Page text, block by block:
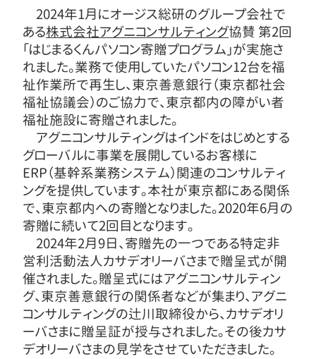
2024年1月にオージス総研のグループ会社で
ある株式会社アグニコンサルティング協賛 第2回
「はじまるくんパソコン寄贈プログラム」が実施さ
れました。業務で使用していたパソコン12台を福
祉作業所で再生し、東京善意銀行（東京都社会
福祉協議会）のご協力で、東京都内の障がい者
福祉施設に寄贈されました。
アグニコンサルティングはインドをはじめとする
グローバルに事業を展開しているお客様に
ERP（基幹系業務システム）関連のコンサルティ
ングを提供しています。本社が東京都にある関係
で、東京都内への寄贈となりました。2020年6月の
寄贈に続いて2回目となります。
2024年2月9日、寄贈先の一つである特定非
営利活動法人カサデオリーバさまで贈呈式が開
催されました。贈呈式にはアグニコンサルティン
グ、東京善意銀行の関係者などが集まり、アグニ
コンサルティングの辻川取締役から、カサデオリ
ーバさまに贈呈証が授与されました。その後カサ
デオリーバさまの見学をさせていただきました。